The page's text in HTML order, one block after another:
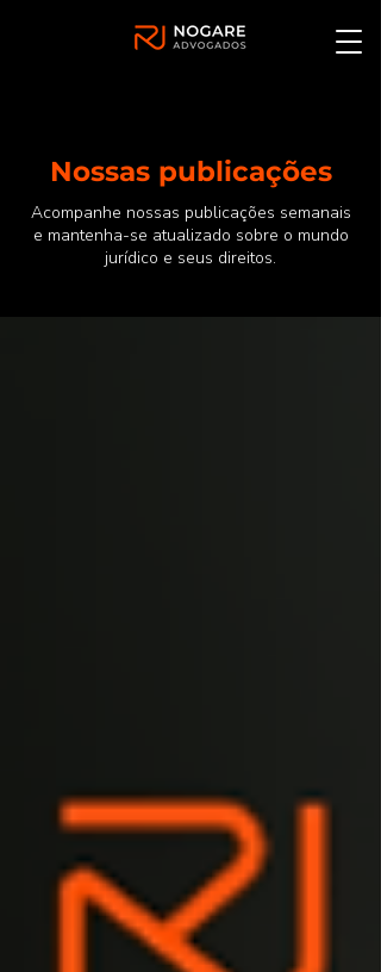
Nossas publicações
Acompanhe nossas publicações semanais
e mantenha-se atualizado sobre o mundo
jurídico e seus direitos.